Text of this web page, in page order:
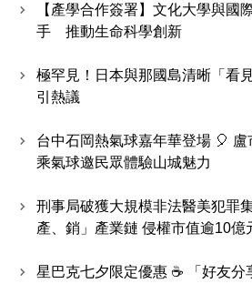
【產學合作簽署】文化大學與國
手 推動生命科學創新
極罕見！日本與那國島清晰「看
引熱議
台中石岡熱氣球嘉年華登場 🎈
乘氣球邀民眾體驗山城魅力
刑事局破獲大規模非法醫美犯罪
產、銷」產業鏈 侵權市值逾10億
星巴克七夕限定優惠 ☕ 「好友分